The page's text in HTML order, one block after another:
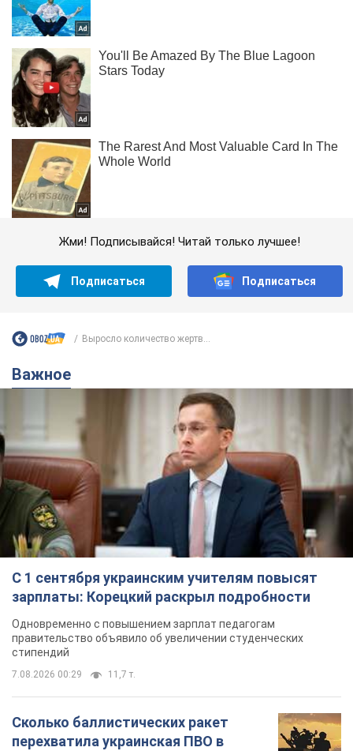
Жми! Подписывайся! Читай только лучшее!
Подписаться Подписаться
Выросло количество жертв...
Важное
С 1 сентября украинским учителям повысят
зарплаты: Корецкий раскрыл подробности
Одновременно с повышением зарплат педагогам
правительство объявило об увеличении студенческих
стипендий
7.08.2026 00:29 11,7 т.
Сколько баллистических ракет
перехватила украинская ПВО в